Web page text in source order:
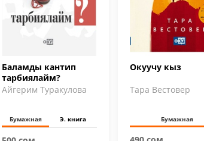
Баламды кантип
тарбиялайм?
Айгерим Туракулова
Бумажная Э. книга
Окуучу кыз
Тара Вестовер
Бумажная